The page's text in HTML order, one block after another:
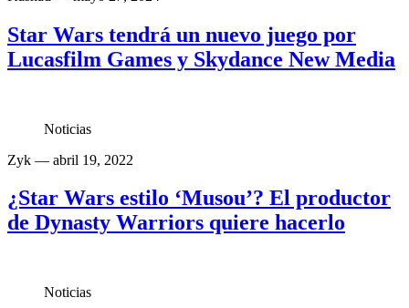
Star Wars tendrá un nuevo juego por
Lucasfilm Games y Skydance New Media
Noticias
Zyk — abril 19, 2022
¿Star Wars estilo ‘Musou’? El productor
de Dynasty Warriors quiere hacerlo
Noticias